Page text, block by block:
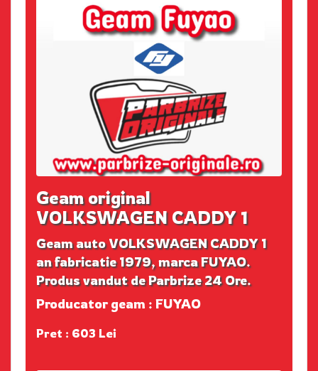
Geam original
VOLKSWAGEN CADDY 1
Geam auto VOLKSWAGEN CADDY 1
an fabricatie 1979, marca FUYAO.
Produs vandut de Parbrize 24 Ore.
Producator geam : FUYAO
Pret : 603 Lei